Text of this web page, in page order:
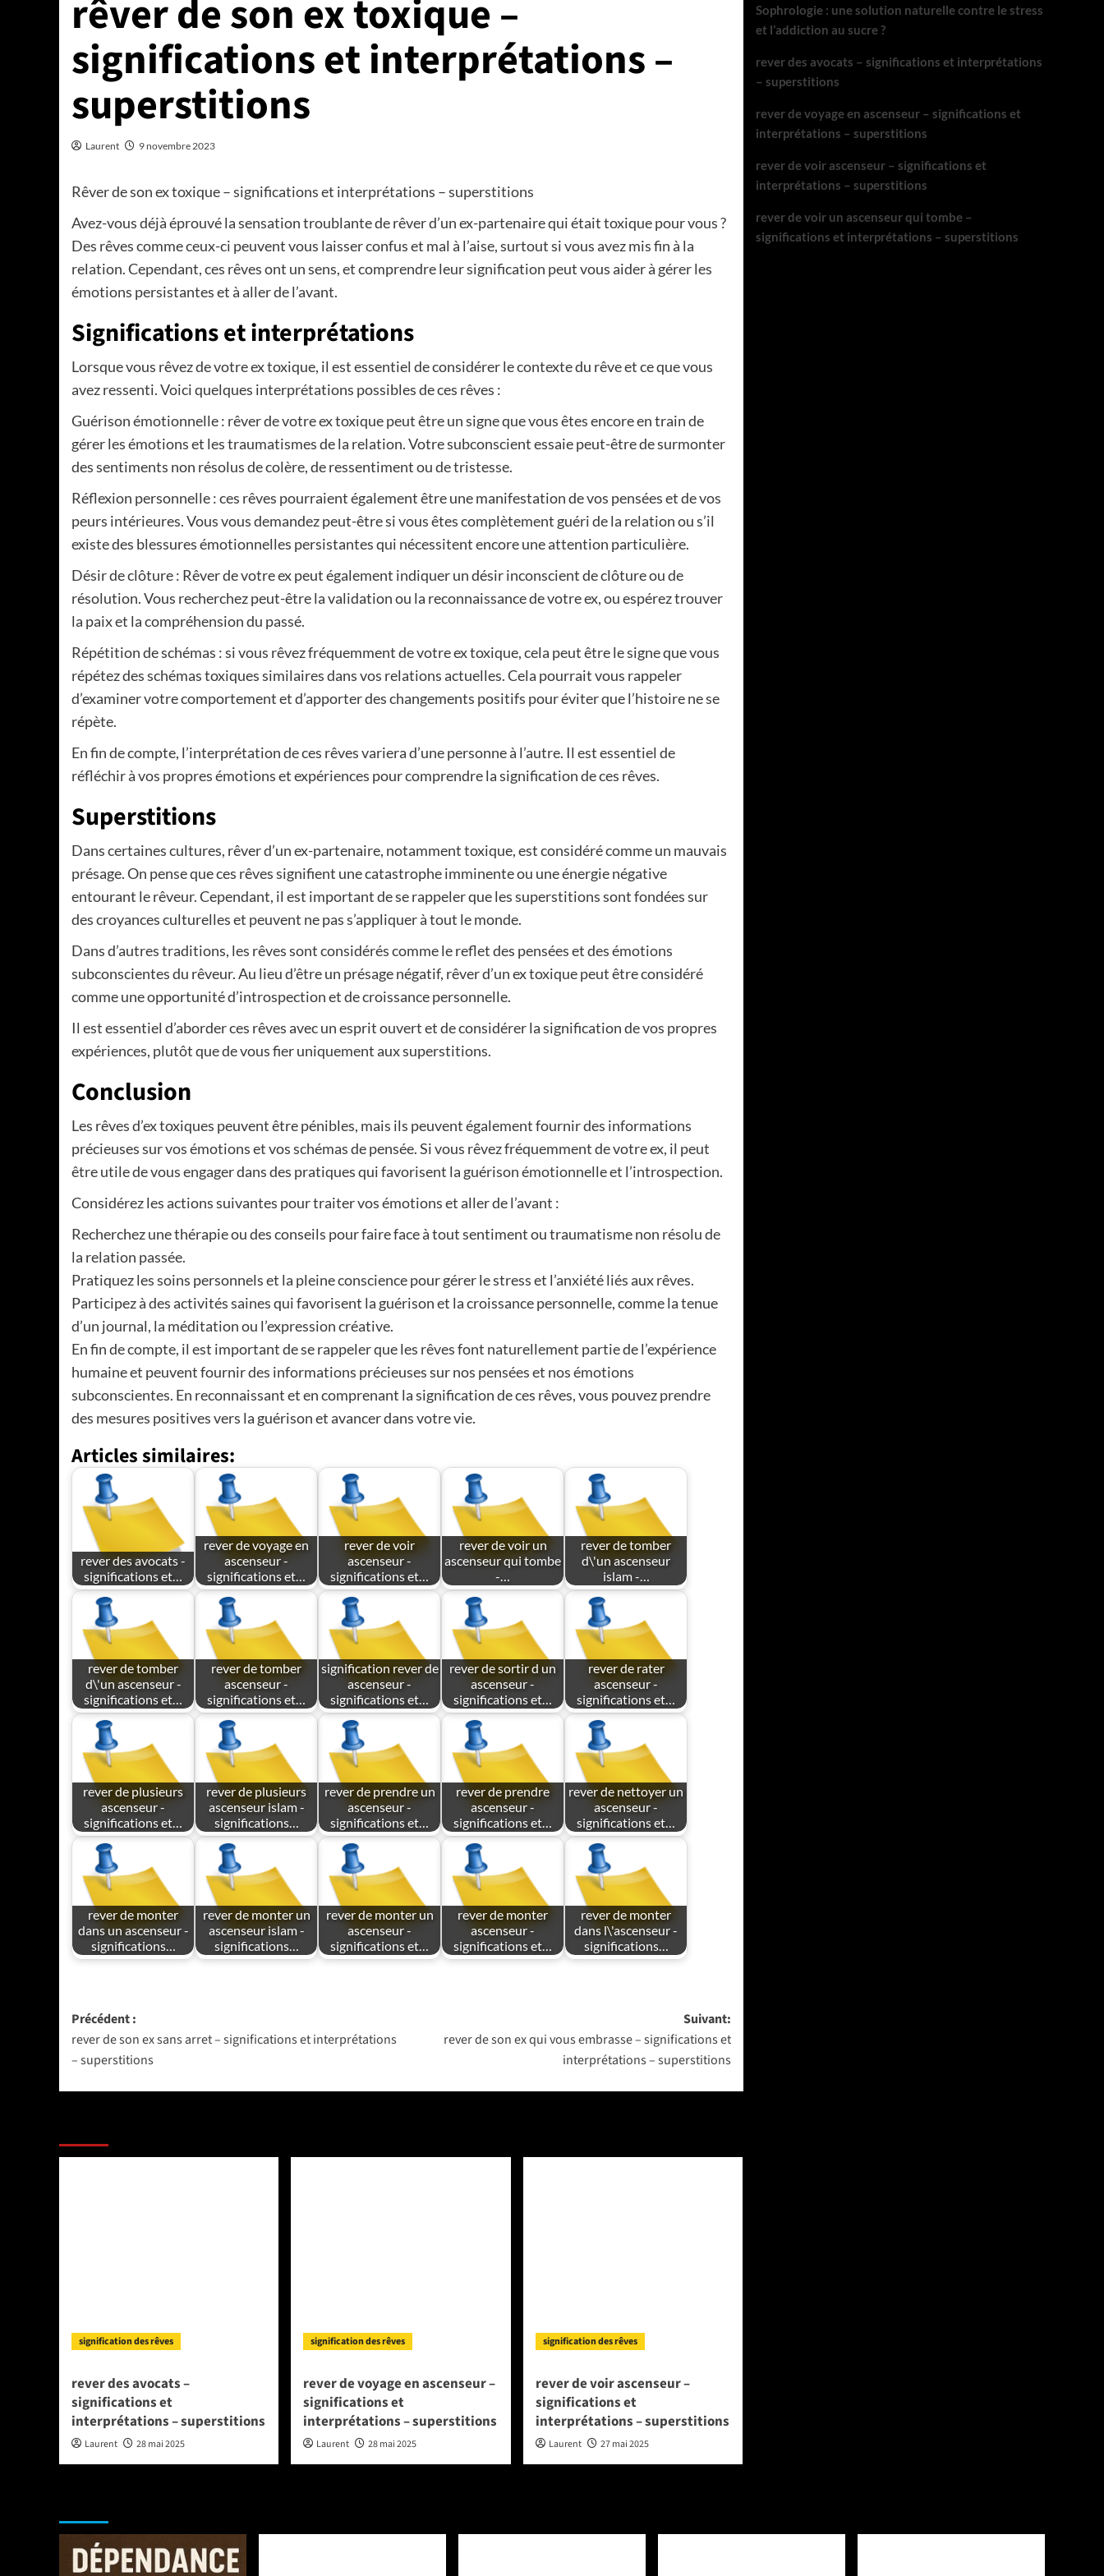
rêver de son ex toxique –
significations et interprétations –
superstitions
Laurent 9 novembre 2023
Rêver de son ex toxique – significations et interprétations – superstitions
Avez-vous déjà éprouvé la sensation troublante de rêver d’un ex-partenaire qui était toxique pour vous ?
Des rêves comme ceux-ci peuvent vous laisser confus et mal à l’aise, surtout si vous avez mis fin à la
relation. Cependant, ces rêves ont un sens, et comprendre leur signification peut vous aider à gérer les
émotions persistantes et à aller de l’avant.
Significations et interprétations
Lorsque vous rêvez de votre ex toxique, il est essentiel de considérer le contexte du rêve et ce que vous
avez ressenti. Voici quelques interprétations possibles de ces rêves :
Guérison émotionnelle : rêver de votre ex toxique peut être un signe que vous êtes encore en train de
gérer les émotions et les traumatismes de la relation. Votre subconscient essaie peut-être de surmonter
des sentiments non résolus de colère, de ressentiment ou de tristesse.
Réflexion personnelle : ces rêves pourraient également être une manifestation de vos pensées et de vos
peurs intérieures. Vous vous demandez peut-être si vous êtes complètement guéri de la relation ou s’il
existe des blessures émotionnelles persistantes qui nécessitent encore une attention particulière.
Désir de clôture : Rêver de votre ex peut également indiquer un désir inconscient de clôture ou de
résolution. Vous recherchez peut-être la validation ou la reconnaissance de votre ex, ou espérez trouver
la paix et la compréhension du passé.
Répétition de schémas : si vous rêvez fréquemment de votre ex toxique, cela peut être le signe que vous
répétez des schémas toxiques similaires dans vos relations actuelles. Cela pourrait vous rappeler
d’examiner votre comportement et d’apporter des changements positifs pour éviter que l’histoire ne se
répète.
En fin de compte, l’interprétation de ces rêves variera d’une personne à l’autre. Il est essentiel de
réfléchir à vos propres émotions et expériences pour comprendre la signification de ces rêves.
Superstitions
Dans certaines cultures, rêver d’un ex-partenaire, notamment toxique, est considéré comme un mauvais
présage. On pense que ces rêves signifient une catastrophe imminente ou une énergie négative
entourant le rêveur. Cependant, il est important de se rappeler que les superstitions sont fondées sur
des croyances culturelles et peuvent ne pas s’appliquer à tout le monde.
Dans d’autres traditions, les rêves sont considérés comme le reflet des pensées et des émotions
subconscientes du rêveur. Au lieu d’être un présage négatif, rêver d’un ex toxique peut être considéré
comme une opportunité d’introspection et de croissance personnelle.
Il est essentiel d’aborder ces rêves avec un esprit ouvert et de considérer la signification de vos propres
expériences, plutôt que de vous fier uniquement aux superstitions.
Conclusion
Les rêves d’ex toxiques peuvent être pénibles, mais ils peuvent également fournir des informations
précieuses sur vos émotions et vos schémas de pensée. Si vous rêvez fréquemment de votre ex, il peut
être utile de vous engager dans des pratiques qui favorisent la guérison émotionnelle et l’introspection.
Considérez les actions suivantes pour traiter vos émotions et aller de l’avant :
Recherchez une thérapie ou des conseils pour faire face à tout sentiment ou traumatisme non résolu de
la relation passée.
Pratiquez les soins personnels et la pleine conscience pour gérer le stress et l’anxiété liés aux rêves.
Participez à des activités saines qui favorisent la guérison et la croissance personnelle, comme la tenue
d’un journal, la méditation ou l’expression créative.
En fin de compte, il est important de se rappeler que les rêves font naturellement partie de l’expérience
humaine et peuvent fournir des informations précieuses sur nos pensées et nos émotions
subconscientes. En reconnaissant et en comprenant la signification de ces rêves, vous pouvez prendre
des mesures positives vers la guérison et avancer dans votre vie.
Articles similaires:
rever des avocats -
significations et…
rever de voyage en
ascenseur -
significations et…
rever de voir
ascenseur -
significations et…
rever de voir un
ascenseur qui tombe
-…
rever de tomber
d\'un ascenseur
islam -…
rever de tomber
d\'un ascenseur -
significations et…
rever de tomber
ascenseur -
significations et…
signification rever de
ascenseur -
significations et…
rever de sortir d un
ascenseur -
significations et…
rever de rater
ascenseur -
significations et…
rever de plusieurs
ascenseur -
significations et…
rever de plusieurs
ascenseur islam -
significations…
rever de prendre un
ascenseur -
significations et…
rever de prendre
ascenseur -
significations et…
rever de nettoyer un
ascenseur -
significations et…
rever de monter
dans un ascenseur -
significations…
rever de monter un
ascenseur islam -
significations…
rever de monter un
ascenseur -
significations et…
rever de monter
ascenseur -
significations et…
rever de monter
dans l\'ascenseur -
significations…
Navigation
d’article
Précédent :
rever de son ex sans arret – significations et interprétations
– superstitions
Suivant:
rever de son ex qui vous embrasse – significations et
interprétations – superstitions
signification des rêves
rever des avocats –
significations et
interprétations – superstitions
Laurent 28 mai 2025
signification des rêves
rever de voyage en ascenseur –
significations et
interprétations – superstitions
Laurent 28 mai 2025
signification des rêves
rever de voir ascenseur –
significations et
interprétations – superstitions
Laurent 27 mai 2025
Sophrologie : une solution naturelle contre le stress
et l’addiction au sucre ?
rever des avocats – significations et interprétations
– superstitions
rever de voyage en ascenseur – significations et
interprétations – superstitions
rever de voir ascenseur – significations et
interprétations – superstitions
rever de voir un ascenseur qui tombe –
significations et interprétations – superstitions